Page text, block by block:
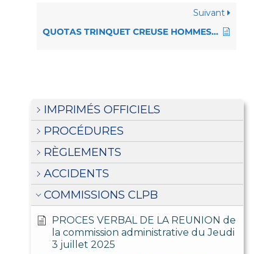
IMPRIMÉS OFFICIELS
PROCÉDURES
RÈGLEMENTS
ACCIDENTS
COMMISSIONS CLPB
PROCES VERBAL DE LA REUNION de
la commission administrative du Jeudi
3 juillet 2025
Suivant
QUOTAS TRINQUET CREUSE HOMMES / FEMININES – SAISON SPORTIVE 2025/2026